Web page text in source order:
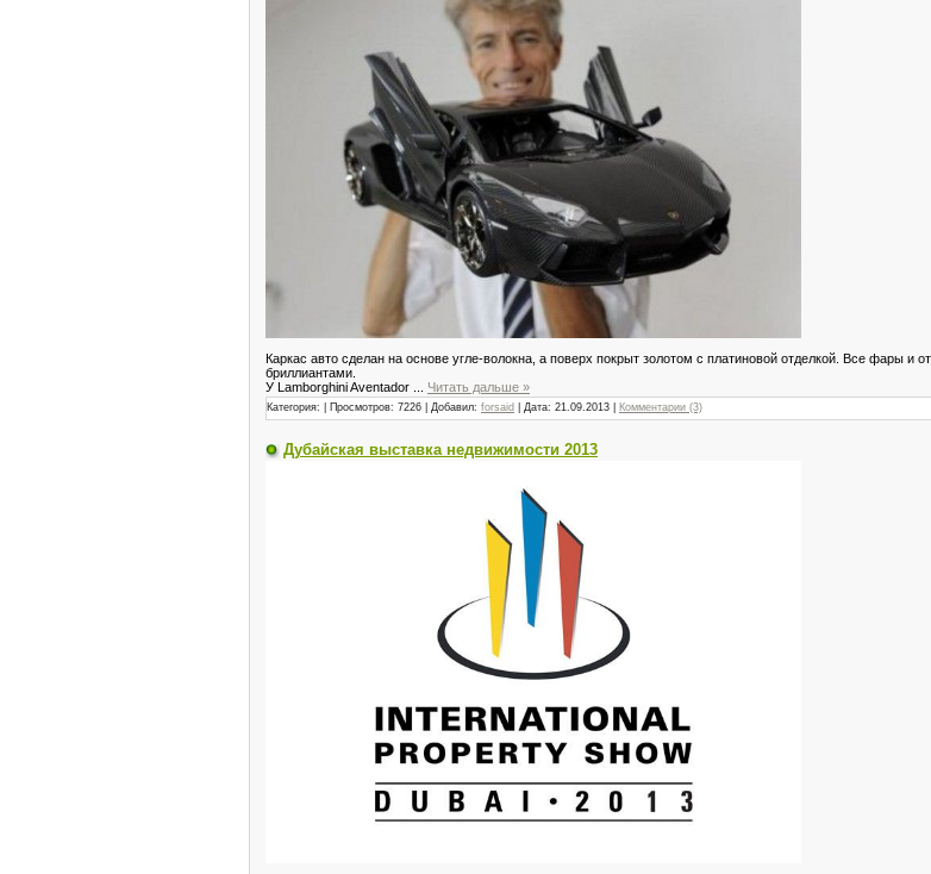
Каркас авто сделан на основе угле-волокна, а поверх покрыт золотом с платиновой отделкой. Все фары и
бриллиантами.
У Lamborghini Aventador
Читать дальше »
Категория: | Просмотров: 7226 | Добавил: forsaid | Дата: 21.09.2013 Комментарии (3)
Дубайская выставка недвижимости 2013